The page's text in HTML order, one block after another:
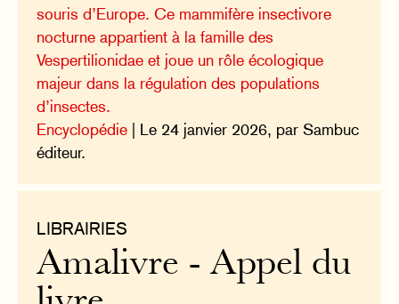
souris d’Europe. Ce mammifère insectivore
nocturne appartient à la famille des
Vespertilionidae et joue un rôle écologique
majeur dans la régulation des populations
d’insectes.
Encyclopédie | Le 24 janvier 2026, par Sambuc
éditeur.
LIBRAIRIES
Amalivre - Appel du